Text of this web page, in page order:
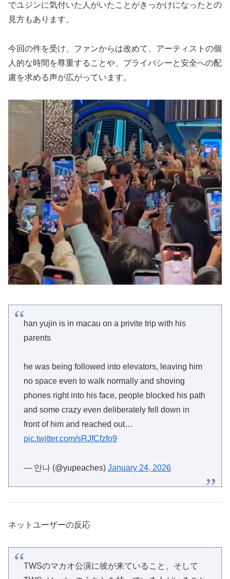
でユジンに気付いた人がいたことがきっかけになったとの
見方もあります。
今回の件を受け、ファンからは改めて、アーティストの個
人的な時間を尊重することや、プライバシーと安全への配
慮を求める声が広がっています。
han yujin is in macau on a privite trip with his
parents
he was being followed into elevators, leaving him
no space even to walk normally and shoving
phones right into his face, people blocked his path
and some crazy even deliberately fell down in
front of him and reached out…
pic.twitter.com/sRJfCfzfo9
— 안나 (@yupeaches) January 24, 2026
ネットユーザーの反応
TWSのマカオ公演に彼が来ていること、そして